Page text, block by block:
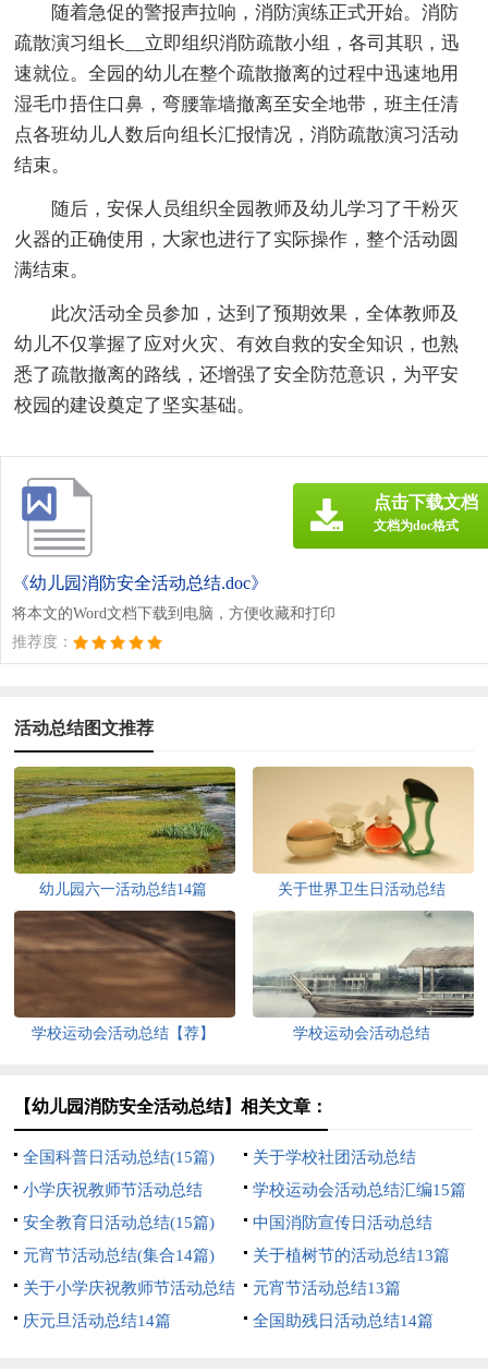
随着急促的警报声拉响，消防演练正式开始。消防
疏散演习组长__立即组织消防疏散小组，各司其职，迅
速就位。全园的幼儿在整个疏散撤离的过程中迅速地用
湿毛巾捂住口鼻，弯腰靠墙撤离至安全地带，班主任清
点各班幼儿人数后向组长汇报情况，消防疏散演习活动
结束。
随后，安保人员组织全园教师及幼儿学习了干粉灭
火器的正确使用，大家也进行了实际操作，整个活动圆
满结束。
此次活动全员参加，达到了预期效果，全体教师及
幼儿不仅掌握了应对火灾、有效自救的安全知识，也熟
悉了疏散撤离的路线，还增强了安全防范意识，为平安
校园的建设奠定了坚实基础。
《幼儿园消防安全活动总结.doc》
将本文的Word文档下载到电脑，方便收藏和打印
推荐度：
点击下载文档
文档为doc格式
活动总结图文推荐
幼儿园六一活动总结14篇 关于世界卫生日活动总结
学校运动会活动总结【荐】 学校运动会活动总结
【幼儿园消防安全活动总结】相关文章：
全国科普日活动总结(15篇)
关于学校社团活动总结
小学庆祝教师节活动总结
学校运动会活动总结汇编15篇
安全教育日活动总结(15篇)
中国消防宣传日活动总结
元宵节活动总结(集合14篇)
关于植树节的活动总结13篇
关于小学庆祝教师节活动总结
元宵节活动总结13篇
庆元旦活动总结14篇
全国助残日活动总结14篇